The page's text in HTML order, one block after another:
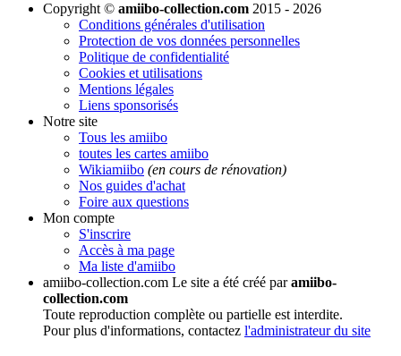
Copyright © amiibo-collection.com 2015 - 2026
Conditions générales d'utilisation
Protection de vos données personnelles
Politique de confidentialité
Cookies et utilisations
Mentions légales
Liens sponsorisés
Notre site
Tous les amiibo
toutes les cartes amiibo
Wikiamiibo (en cours de rénovation)
Nos guides d'achat
Foire aux questions
Mon compte
S'inscrire
Accès à ma page
Ma liste d'amiibo
amiibo-collection.com Le site a été créé paramiibo-
collection.com
Toute reproduction complète ou partielle est interdite.
Pour plus d'informations, contactez l'administrateur du site